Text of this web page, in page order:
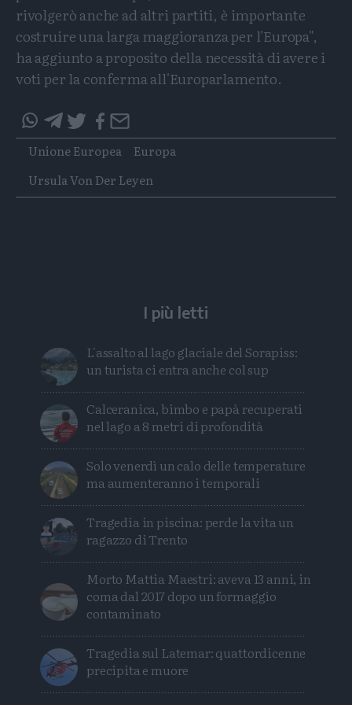
rivolgerò anche ad altri partiti, è importante
costruire una larga maggioranza per l'Europa",
ha aggiunto a proposito della necessità di avere i
voti per la conferma all'Europarlamento.
questo
articolo
su
Whatsapp
questo
articolo
Telegram
Tags
Unione Europea
Europa
Ursula Von Der Leyen
I più letti
L'assalto al lago glaciale del Sorapiss:
un turista ci entra anche col sup
Calceranica, bimbo e papà recuperati
nel lago a 8 metri di profondità
Solo venerdì un calo delle temperature
ma aumenteranno i temporali
Tragedia in piscina: perde la vita un
ragazzo di Trento
Morto Mattia Maestri: aveva 13 anni, in
coma dal 2017 dopo un formaggio
contaminato
Tragedia sul Latemar: quattordicenne
precipita e muore